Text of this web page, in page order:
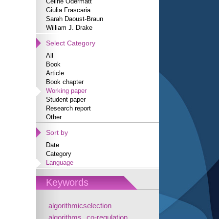
Giulia Frascaria
Sarah Daoust-Braun
William J. Drake
Select Category
All
Book
Article
Book chapter
Working paper
Student paper
Research report
Other
Sort by
Date
Category
Language
Keywords
algorithmicselection
algorithms
co-regulation